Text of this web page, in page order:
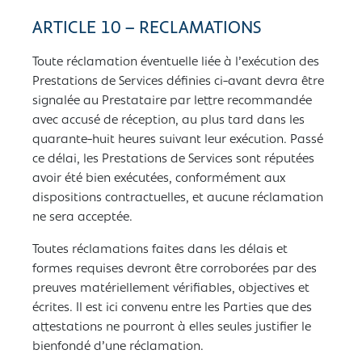
ARTICLE 10 – RECLAMATIONS
Toute réclamation éventuelle liée à l’exécution des
Prestations de Services définies ci-avant devra être
signalée au Prestataire par lettre recommandée
avec accusé de réception, au plus tard dans les
quarante-huit heures suivant leur exécution. Passé
ce délai, les Prestations de Services sont réputées
avoir été bien exécutées, conformément aux
dispositions contractuelles, et aucune réclamation
ne sera acceptée.
Toutes réclamations faites dans les délais et
formes requises devront être corroborées par des
preuves matériellement vérifiables, objectives et
écrites. Il est ici convenu entre les Parties que des
attestations ne pourront à elles seules justifier le
bienfondé d’une réclamation.